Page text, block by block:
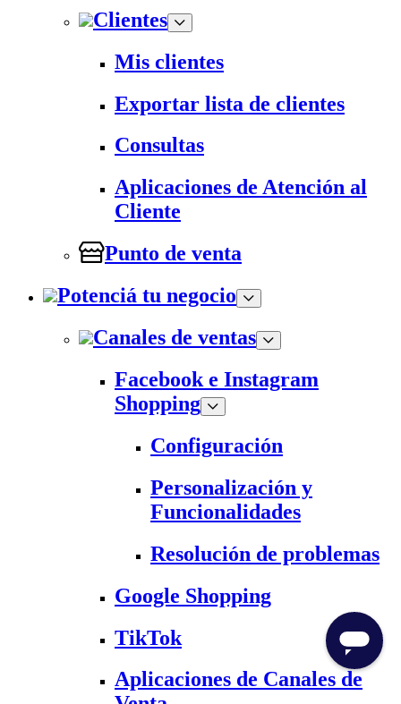
Clientes
Mis clientes
Exportar lista de clientes
Consultas
Aplicaciones de Atención al
Cliente
Punto de venta
Potenciá tu negocio
Canales de ventas
Facebook e Instagram
Shopping
Configuración
Personalización y
Funcionalidades
Resolución de problemas
Google Shopping
TikTok
Aplicaciones de Canales de